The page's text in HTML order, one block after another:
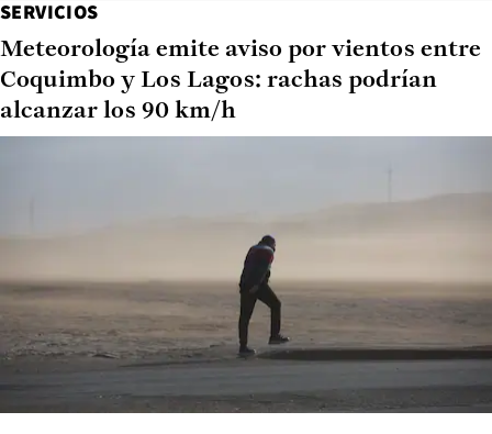
SERVICIOS
Meteorología emite aviso por vientos entre
Coquimbo y Los Lagos: rachas podrían
alcanzar los 90 km/h